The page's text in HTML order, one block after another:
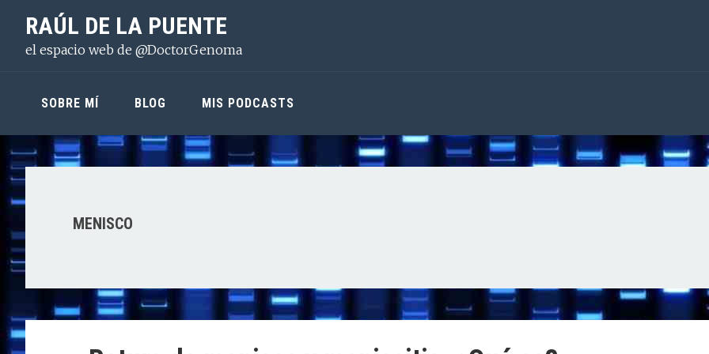
principal
contenido
lateral
RAÚL DE LA PUENTE
el espacio web de @DoctorGenoma
SOBRE MÍ BLOG MIS PODCASTS
MENISCO